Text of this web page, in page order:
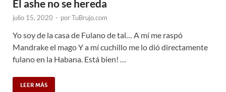
El ashe no se hereda
julio 15, 2020 - porTuBrujo.com
Yo soy de la casa de Fulano de tal… A mí me raspó
Mandrake el mago Y a mí cuchillo me lo dió directamente
fulano en la Habana. Está bien! …
LEER MÁS